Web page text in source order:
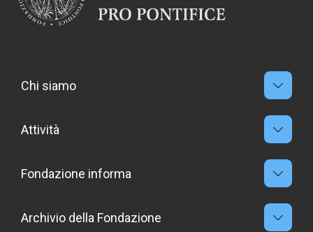
Chi siamo
Attività
Fondazione informa
Archivio della Fondazione